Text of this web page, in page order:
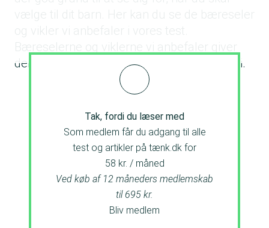
vælge til dit barn. Her kan du se de bæreseler
og vikler vi anbefaler i vores test.
Bæreselerne og viklerne vi anbefaler giver
den bedste støtte og er fri for uønsket kemi.
Tak, fordi du læser med
Som medlem får du adgang til alle
test og artikler på tænk.dk for
58 kr. / måned
Ved køb af 12 måneders medlemskab
til 695 kr.
Bliv medlem